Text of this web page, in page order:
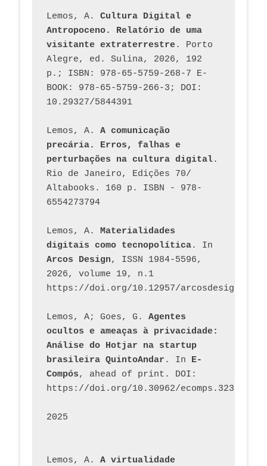
Lemos, A. Cultura Digital e
Antropoceno. Relatório de uma
visitante extraterrestre. Porto
Alegre, ed. Sulina, 2026, 192
p.; ISBN: 978-65-5759-268-7 E-
BOOK: 978-65-5759-266-3; DOI:
10.29327/5844391
Lemos, A. A comunicação
precária. Erros, falhas e
perturbações na cultura digital.
Rio de Janeiro, Edições 70/
Altabooks. 160 p. ISBN - 978-
6554273794
Lemos, A. Materialidades
digitais como tecnopolítica
Arcos Design, ISSN 1984-5596,
2026, volume 19, n.1
https://doi.org/10.12957/
Lemos, A; Goes, G. Agentes
ocultos e ameaças à privacidade:
Análise do Hotjar na startup
brasileira QuintoAndar . In E-
Compós, ahead of print. DOI:
https://doi.org/10.30962/ecomps.3231
2025
Lemos, A. A virtualidade